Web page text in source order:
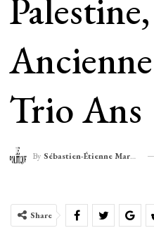
Trio Ans
By Sébastien-Étienne Marechal
Share